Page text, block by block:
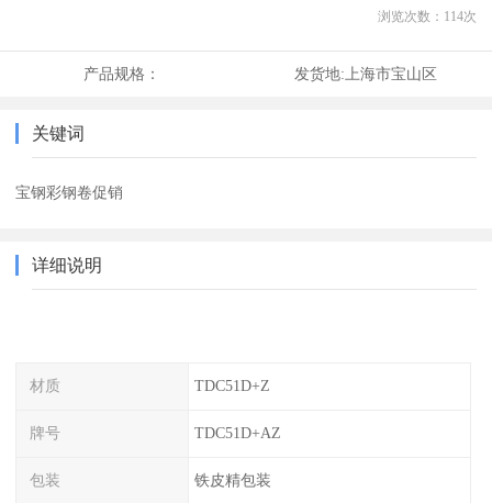
浏览次数： 114次
产品规格： 发货地: 上海市宝山区
关键词
宝钢彩钢卷促销
详细说明
材质 TDC51D+Z
牌号 TDC51D+AZ
包装 铁皮精包装